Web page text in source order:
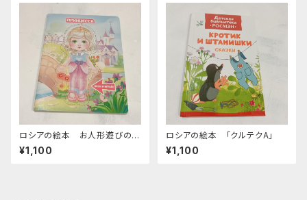
ロシアの絵本 お人形遊びの本
「A」
¥1,100
ロシアの絵本 「クルテクA」
¥1,100